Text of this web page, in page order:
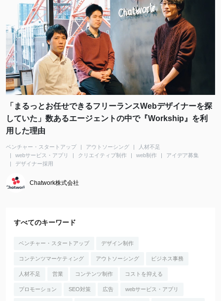
「まるっとお任せできるフリーランスWebデザイナーを探
していた」数あるエージェントの中で『Workship』を利
用した理由
ベンチャー・スタートアップ アウトソーシング
人材不足
webサービス・アプリ
クリエイティブ制作 web制作
アイデア募集
デザイナー採用
Chatwork株式会社
すべてのキーワード
ベンチャー・スタートアップ デザイン制作
コンテンツマーケティング アウトソーシング ビジネス事務
人材不足 営業 コンテンツ制作 コストを抑える
プロモーション SEO対策 広告 webサービス・アプリ